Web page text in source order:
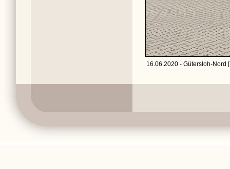
16.06.2020 - Gütersloh-Nord